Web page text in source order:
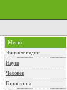
Меню
Энциклопедии
Наука
Человек
Гороскопы